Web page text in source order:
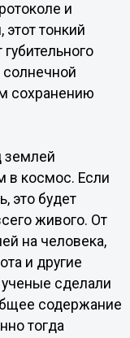
и
тонкий
сохранению
землей
в космос. Если
это будет
живого. От
на человека,
и другие
сделали
содержание
тогда